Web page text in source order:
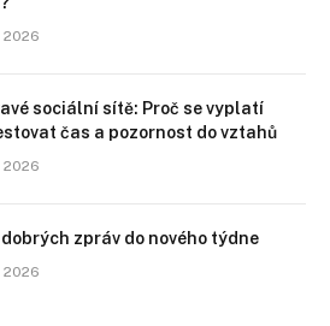
2026
sociální sítě: Proč se vyplatí
čas a pozornost do vztahů
2026
dobrých zpráv do nového týdne
2026